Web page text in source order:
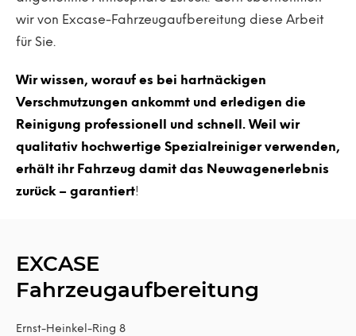
wir von Excase-Fahrzeugaufbereitung diese Arbeit
für Sie.
Wir wissen, worauf es bei hartnäckigen
Verschmutzungen ankommt und erledigen die
Reinigung professionell und schnell. Weil wir
qualitativ hochwertige Spezialreiniger verwenden,
erhält ihr Fahrzeug damit das Neuwagenerlebnis
zurück – garantiert!
EXCASE
Fahrzeugaufbereitung
Ernst-Heinkel-Ring 8